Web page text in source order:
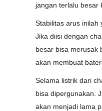
jangan terlalu besar
Stabilitas arus inilah
Jika diisi dengan
besar bisa merusak
akan membuat
Selama listrik dari
bisa dipergunakan.
akan menjadi lama